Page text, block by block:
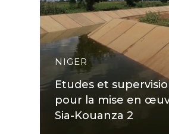
NIGER
Etudes et
pour la mise en
Sia-Kouanza 2